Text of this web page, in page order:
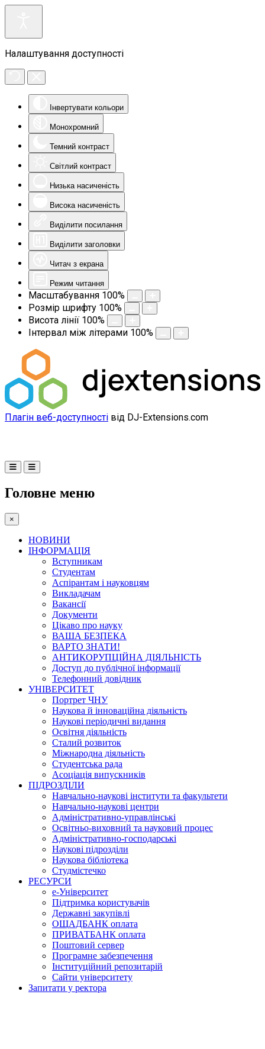
Налаштування доступності
Інвертувати кольори
Монохромний
Темний контраст
Світлий контраст
Низька насиченість
Висока насиченість
Виділити посилання
Виділити заголовки
Читач з екрана
Режим читання
Масштабування 100%
Розмір шрифту 100%
Висота лінії 100%
Інтервал між літерами 100%
Плагін веб-доступності від DJ-Extensions.com
Головне меню
×
НОВИНИ
ІНФОРМАЦІЯ
Вступникам
Студентам
Аспірантам і науковцям
Викладачам
Вакансії
Документи
Цікаво про науку
ВАША БЕЗПЕКА
ВАРТО ЗНАТИ!
АНТИКОРУПЦІЙНА ДІЯЛЬНІСТЬ
Доступ до публічної інформації
Телефонний довідник
УНІВЕРСИТЕТ
Портрет ЧНУ
Наукова й інноваційна діяльність
Наукові періодичні видання
Освітня діяльність
Сталий розвиток
Міжнародна діяльність
Студентська рада
Асоціація випускників
ПІДРОЗДІЛИ
Навчально-наукові інститути та факультети
Навчально-наукові центри
Адміністративно-управлінські
Освітньо-виховний та науковий процес
Адміністративно-господарські
Наукові підрозділи
Наукова бібліотека
Студмістечко
РЕСУРСИ
е-Університет
Підтримка користувачів
Державні закупівлі
ОЩАДБАНК оплата
ПРИВАТБАНК оплата
Поштовий сервер
Програмне забезпечення
Інституційний репозитарій
Сайти університету
Запитати у ректора